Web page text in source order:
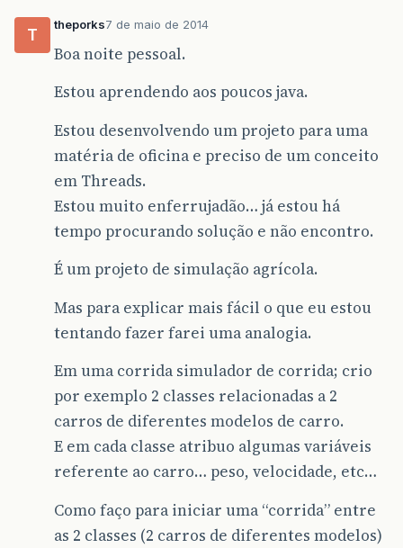
T
theporks7 de maio de 2014
Boa noite pessoal.
Estou aprendendo aos poucos java.
Estou desenvolvendo um projeto para uma
matéria de oficina e preciso de um conceito
em Threads.
Estou muito enferrujadão… já estou há
tempo procurando solução e não encontro.
É um projeto de simulação agrícola.
Mas para explicar mais fácil o que eu estou
tentando fazer farei uma analogia.
Em uma corrida simulador de corrida; crio
por exemplo 2 classes relacionadas a 2
carros de diferentes modelos de carro.
E em cada classe atribuo algumas variáveis
referente ao carro… peso, velocidade, etc…
Como faço para iniciar uma “corrida” entre
as 2 classes (2 carros de diferentes modelos)